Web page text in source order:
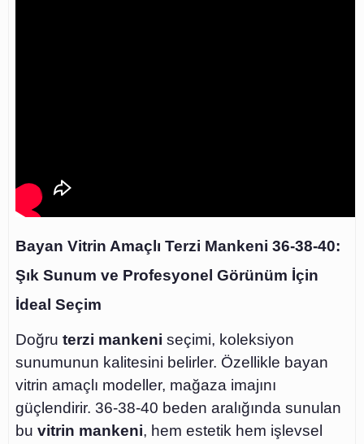
Bayan Vitrin Amaçlı Terzi Mankeni 36-38-40:
Şık Sunum ve Profesyonel Görünüm İçin
İdeal Seçim
Doğru terzi mankeni seçimi, koleksiyon
sunumunun kalitesini belirler. Özellikle bayan
vitrin amaçlı modeller, mağaza imajını
güçlendirir. 36-38-40 beden aralığında sunulan
bu vitrin mankeni, hem estetik hem işlevsel